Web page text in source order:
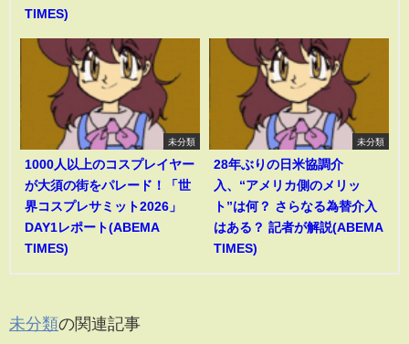
TIMES)
未分類
1000人以上のコスプレイヤー
が大須の街をパレード！「世
界コスプレサミット2026」
DAY1レポート(ABEMA
TIMES)
未分類
28年ぶりの日米協調介
入、“アメリカ側のメリッ
ト”は何？ さらなる為替介入
はある？ 記者が解説(ABEMA
TIMES)
未分類の関連記事